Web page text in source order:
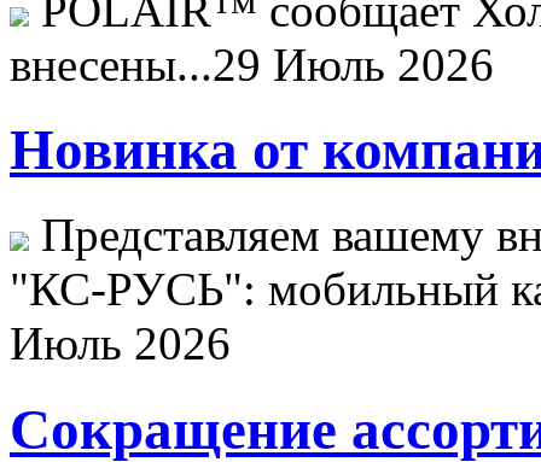
внесены...29 Июль 2026
Новинка от
Представляем вашему
"КС-РУСЬ": мобильный
Июль 2026
Сокращение